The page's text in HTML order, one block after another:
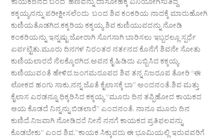
ಕಾಯಕದಿನದ ಬಂದ ಹಣವನ್ನು ದಾಸೋಹಕ್ಕೆ ವಿನಿಯೋಗಿಸುತಿದ್ದ
ಕಕ್ಕಯ್ಯನನ್ನು ಪರೀಕ್ಷೀಸಲೆಂದು ಬಂದ ಶಿವ ಕಂಕರಿಯ ನಾದಕ್ಕೆ ಮಾರುಹೋಗಿ
ಕುಣಿಯತೊಡಗಿದ.ಕಕ್ಕರಿಯ ಕಕ್ಕಯ್ಯ ಶಿವ ಕುಣಿಯುವದನ್ನು ನೋಡಿ
ಕಂಕರಿಯನ್ನು ಇನ್ನಷ್ಟು ಜೋರಾಗಿ ಸೊಗಸಾಗಿ ಬಾರಿಸಲು ಇಬ್ಬರಲ್ಲೂ ಸ್ಪರ್ಧೆ
ಏರ್ಪಟ್ಟಿತು.ಮೂರು ದಿನಗಳ ನಿರಂತರ ನರ್ತನದ ಕೊನೆಗೆ ಶಿವನೇ ಸೋತು
ಕುಣಿಯಲಾರದೆ ನೆಲಕ್ಕೊರಗಿದ.ಅವನ ಕೈ ಹಿಡಿದು ಎಬ್ಬಿಸಿದ ಕಕ್ಕಯ್ಯ
ಕುಣಿಯುವಂತೆ ಹೇಳಿದ.ಜಂಗಮರೂಪದ ಶಿವ ತನ್ನ ನಿಜರೂಪ ತೋರಿ “ಈ
ಲೋಕದ ಹಂಗು ಸಾಕು,ನನ್ನ ಜೊತೆ ಕೈಲಾಸಕ್ಕೆ ಬಾ” ಅಂದನಂತೆ.ಶಿವ ಮತ್ತು
ಕೈಲಾಸ ಎರಡನ್ನೂ ಧಿಕ್ಕರಿಸಿದ ಕಕ್ಕಯ್ಯ “ಮೂರು ದಿನ ತಪ್ಪಿಹೋದ ಕಾಯಕದ
ಆಯ ಕೊಡದೆ ನಿನ್ನನ್ನು ಬಿಡಲಾರೆ” ಎಂದನಂತೆ. ನಾನೂ ಮೂರು ದಿನ
ಕುಣಿದೆ.ನಿಜವಾಗಿ ನೋಡಿದರೆ ನೀನೆ ನನಗೆ ಕಾಯಕದ ಪ್ರತಿಫಲವನ್ನು
ಕೊಡಬೇಕು” ಎಂದ ಶಿವ.”ಕಾಯಕ ಸಿಕ್ಕುವದು ಈ ಭೂಮಿಯಲ್ಲಿ ಇರುವವರಿಗೆ